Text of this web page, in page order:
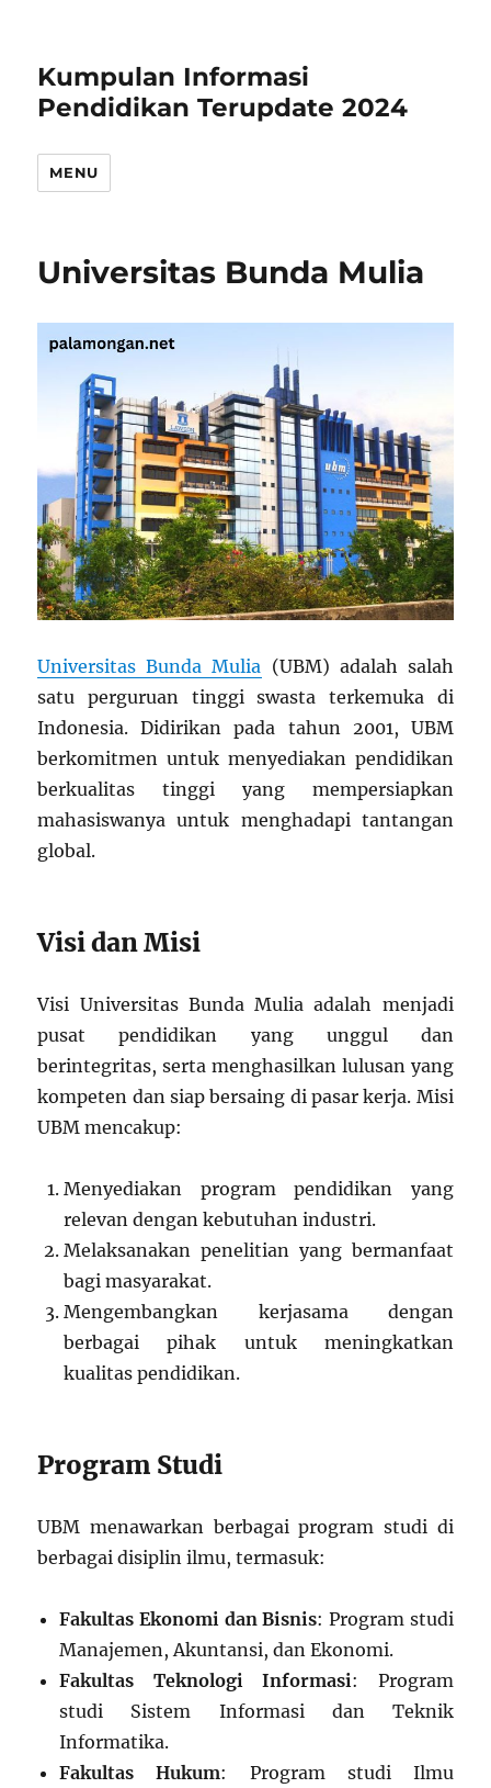
Kumpulan Informasi
Pendidikan Terupdate 2024
MENU
Universitas Bunda Mulia
Universitas Bunda Mulia (UBM) adalah salah
satu perguruan tinggi swasta terkemuka di
Indonesia. Didirikan pada tahun 2001, UBM
berkomitmen untuk menyediakan pendidikan
berkualitas tinggi yang mempersiapkan
mahasiswanya untuk menghadapi tantangan
global.
Visi dan Misi
Visi Universitas Bunda Mulia adalah menjadi
pusat pendidikan yang unggul dan
berintegritas, serta menghasilkan lulusan yang
kompeten dan siap bersaing di pasar kerja. Misi
UBM mencakup:
Menyediakan program pendidikan yang
relevan dengan kebutuhan industri.
Melaksanakan penelitian yang bermanfaat
bagi masyarakat.
Mengembangkan kerjasama dengan
berbagai pihak untuk meningkatkan
kualitas pendidikan.
Program Studi
UBM menawarkan berbagai program studi di
berbagai disiplin ilmu, termasuk:
Fakultas Ekonomi dan Bisnis: Program studi
Manajemen, Akuntansi, dan Ekonomi.
Fakultas Teknologi Informasi: Program
studi Sistem Informasi dan Teknik
Informatika.
Fakultas Hukum: Program studi Ilmu